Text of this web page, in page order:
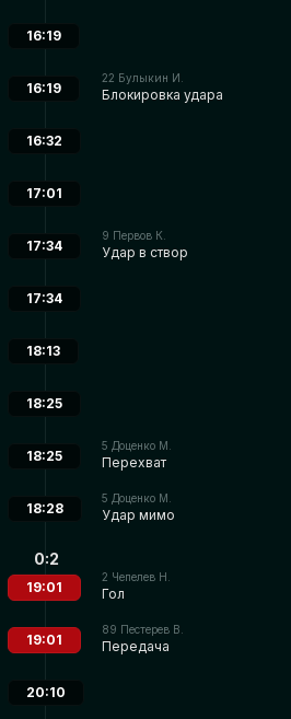
16:19
22 Булыкин И.
Блокировка удара
16:19
16:32
17:01
9 Первов К.
Удар в створ
17:34
17:34
18:13
18:25
5 Доценко М.
Перехват
18:25
5 Доценко М.
Удар мимо
18:28
2 Чепелев Н.
Гол
0:2
19:01
89 Пестерев В.
Передача
19:01
20:10